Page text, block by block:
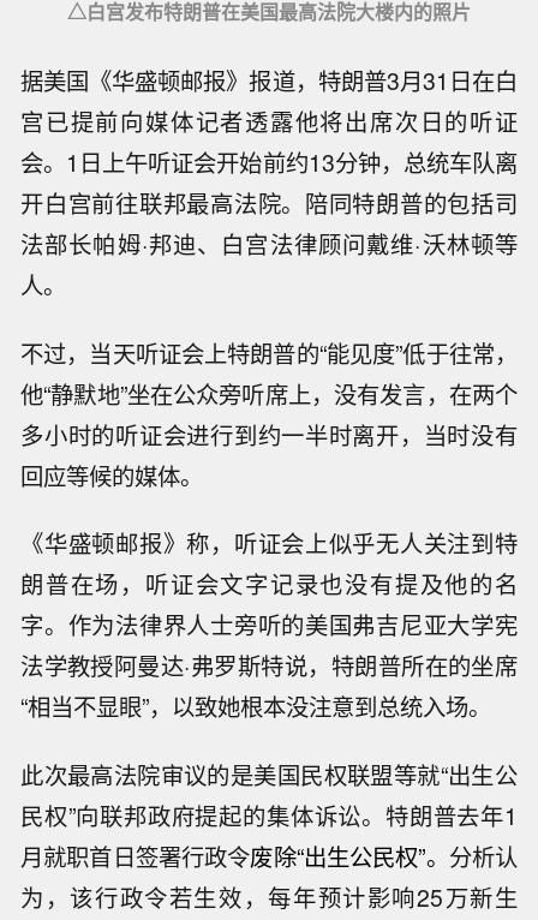
△白宫发布特朗普在美国最高法院大楼内的照片
据美国《华盛顿邮报》报道，特朗普3月31日在白
宫已提前向媒体记者透露他将出席次日的听证
会。1日上午听证会开始前约13分钟，总统车队离
开白宫前往联邦最高法院。陪同特朗普的包括司
法部长帕姆·邦迪、白宫法律顾问戴维·沃林顿等
人。
不过，当天听证会上特朗普的“能见度”低于往常，
他“静默地”坐在公众旁听席上，没有发言，在两个
多小时的听证会进行到约一半时离开，当时没有
回应等候的媒体。
《华盛顿邮报》称，听证会上似乎无人关注到特
朗普在场，听证会文字记录也没有提及他的名
字。作为法律界人士旁听的美国弗吉尼亚大学宪
法学教授阿曼达·弗罗斯特说，特朗普所在的坐席
“相当不显眼”，以致她根本没注意到总统入场。
此次最高法院审议的是美国民权联盟等就“出生公
民权”向联邦政府提起的集体诉讼。特朗普去年1
月就职首日签署行政令废除“出生公民权”。 分析认
为，该行政令若生效，每年预计影响25万新生